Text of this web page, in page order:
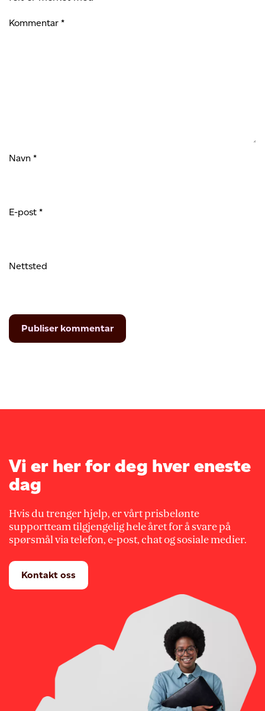
Kommentar *
Navn *
E-post *
Nettsted
Vi er her for deg hver eneste
dag
Hvis du trenger hjelp, er vårt prisbelønte
supportteam tilgjengelig hele året for å svare på
spørsmål via telefon, e-post, chat og sosiale medier.
Kontakt oss